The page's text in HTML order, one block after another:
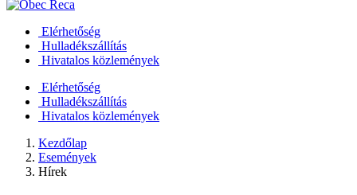
Elérhetőség
Hulladékszállítás
Hivatalos közlemények
Elérhetőség
Hulladékszállítás
Hivatalos közlemények
Kezdőlap
Események
Hírek